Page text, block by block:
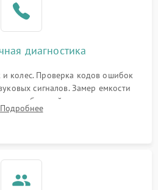
диагностика
колес. Проверка кодов ошибок
сигналов. Замер емкости
базовой станции зарядки.
и датчиков падения для
Подробнее